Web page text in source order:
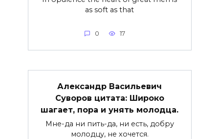
as soft as that
0 17
Александр Васильевич
Суворов цитата: Широко
шагает, пора и унять молодца.
Мне-да ни пить-да, ни есть, добру
молодцу, не хочется.